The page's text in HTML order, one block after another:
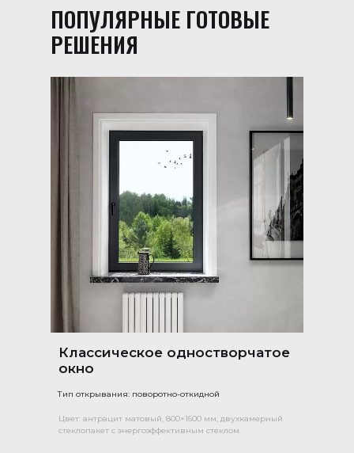
Классическое одностворчатое
окно
Тип открывания: поворотно-откидной
Цвет: антрацит матовый, 800×1600 мм, двухкамерный
стеклопакет с энергоэффективным стеклом.
ПОПУЛЯРНЫЕ ГОТОВЫЕ
РЕШЕНИЯ